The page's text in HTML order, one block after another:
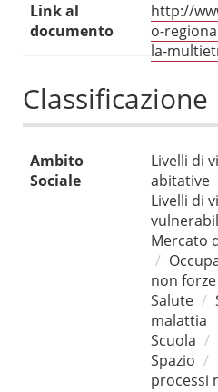
Link al
documento
http://
o-
la-
Classificazione
Ambito
Sociale
Livelli di
abitative
Livelli di
Mercato
non
Salute
malattia
Scuola
Spazio
processi